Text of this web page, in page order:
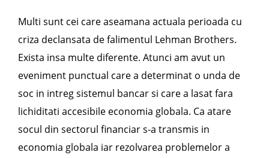
Multi sunt cei care aseamana actuala perioada cu
criza declansata de falimentul Lehman Brothers.
Exista insa multe diferente. Atunci am avut un
eveniment punctual care a determinat o unda de
soc in intreg sistemul bancar si care a lasat fara
lichiditati accesibile economia globala. Ca atare
socul din sectorul financiar s-a transmis in
economia globala iar rezolvarea problemelor a